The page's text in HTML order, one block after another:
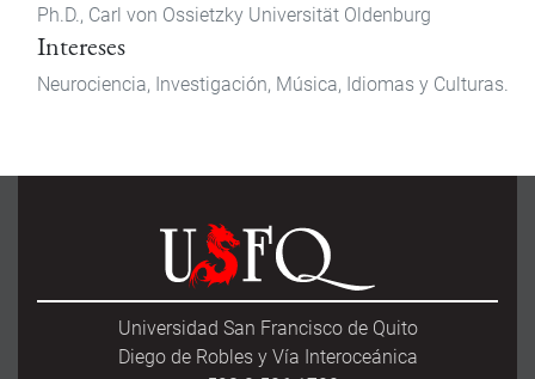
Ph.D., Carl von Ossietzky Universität Oldenburg
Intereses
Neurociencia, Investigación, Música, Idiomas y Culturas.
Universidad San Francisco de Quito
Diego de Robles y Vía Interoceánica